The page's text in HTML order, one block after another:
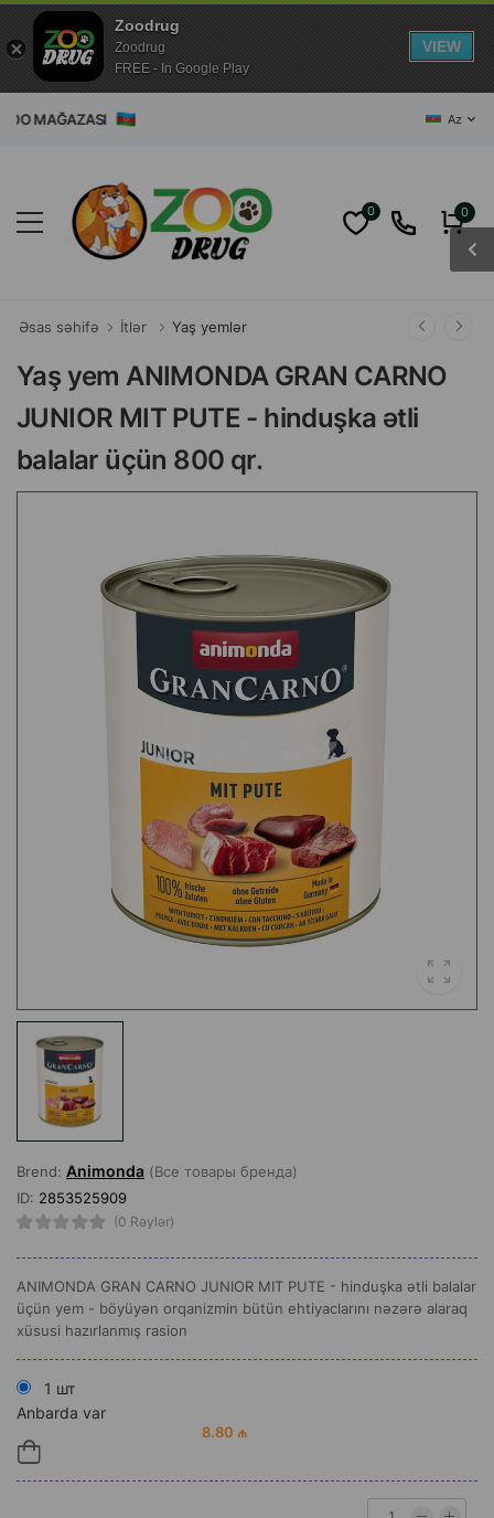
MAĞAZASI Az
0 0
Əsas səhifə İtlər Yaş yemlər
Yaş yem ANIMONDA GRAN CARNO
JUNIOR MIT PUTE - hinduşka ətli
balalar üçün 800 qr.
Brend: Animonda (Все товары бренда)
ID: 2853525909
(0 Rəylər)
ANIMONDA GRAN CARNO JUNIOR MIT PUTE - hinduşka ətli balalar
üçün yem - böyüyən orqanizmin bütün ehtiyaclarını nəzərə alaraq
xüsusi hazırlanmış rasion
1 шт
Anbarda var
8.80 ₼
Zoodrug
Zoodrug
FREE - In Google Play
VIEW